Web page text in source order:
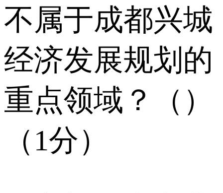
不属于成都兴城
经济发展规划的
重点领域？（）
（1分）